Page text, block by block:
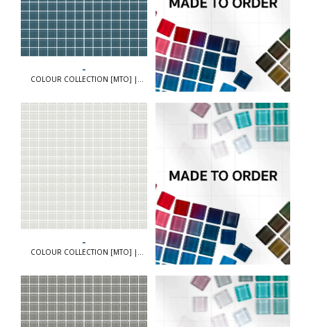
-
COLOUR COLLECTION [MTO] |
-
COLOUR COLLECTION [MTO] |